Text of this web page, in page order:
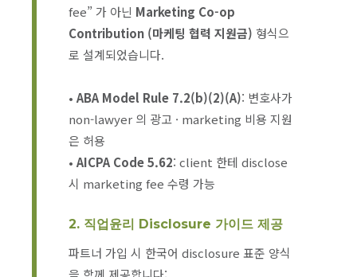
fee” 가 아닌 Marketing Co-op
Contribution (마케팅 협력 지원금) 형식으
로 설계되었습니다.
• ABA Model Rule 7.2(b)(2)(A): 변호사가
non-lawyer 의 광고 · marketing 비용 지원
은 허용
• AICPA Code 5.62: client 한테 disclose
시 marketing fee 수령 가능
2. 직업윤리 Disclosure 가이드 제공
파트너 가입 시 한국어 disclosure 표준 양식